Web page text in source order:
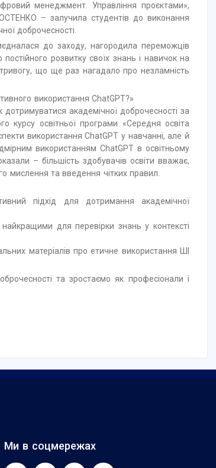
менеджмент. Управління проєктами»,
– залучила студентів до виконання
доброчесності.
до заходу, нагородила переможців
розвитку своїх знань і навичок на
що ще раз нагадало про незламність
використання ChatGPT?»
академічної доброчесності за
курсу освітньої програми «Середня освіта
використання ChatGPT у навчанні, але й
використанням ChatGPT в освітньому
– більшість здобувачів освіти вважає,
мислення та введення чітких правил.
підхід для дотримання академічної
для перевірки знань у контексті
матеріалів про етичне використання ШІ
та зростаємо як професіонали і
Ми в соцмережах